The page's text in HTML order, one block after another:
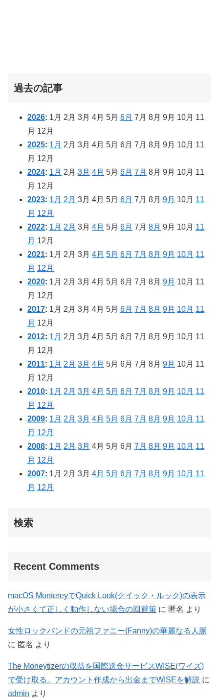
過去の記事
2026: 1月 2月 3月 4月 5月 6月 7月 8月 9月 10月 11
月 12月
2025: 1月 2月 3月 4月 5月 6月 7月 8月 9月 10月 11
月 12月
2024: 1月 2月 3月 4月 5月 6月 7月 8月 9月 10月 11
月 12月
2023: 1月 2月 3月 4月 5月 6月 7月 8月 9月 10月 11
月 12月
2022: 1月 2月 3月 4月 5月 6月 7月 8月 9月 10月 11
月 12月
2021: 1月 2月 3月 4月 5月 6月 7月 8月 9月 10月 11
月 12月
2020: 1月 2月 3月 4月 5月 6月 7月 8月 9月 10月 11
月 12月
2017: 1月 2月 3月 4月 5月 6月 7月 8月 9月 10月 11
月 12月
2012: 1月 2月 3月 4月 5月 6月 7月 8月 9月 10月 11
月 12月
2011: 1月 2月 3月 4月 5月 6月 7月 8月 9月 10月 11
月 12月
2010: 1月 2月 3月 4月 5月 6月 7月 8月 9月 10月 11
月 12月
2009: 1月 2月 3月 4月 5月 6月 7月 8月 9月 10月 11
月 12月
2008: 1月 2月 3月 4月 5月 6月 7月 8月 9月 10月 11
月 12月
2007: 1月 2月 3月 4月 5月 6月 7月 8月 9月 10月 11
月 12月
検索
Recent Comments
macOS MontereyでQuick Look(クイック・ルック)の表示
が小さくて正しく動作しない場合の回避策 に 匿名 より
女性ロックバンドの元祖ファニー(Fanny)の華麗なる人脈
に 匿名 より
The Moneytizerの収益を国際送金サービスWISE(ワイズ)
で受け取る。アカウント作成から出金までWISEを解説 に
admin より